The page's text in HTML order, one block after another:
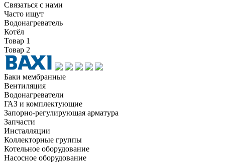
Связаться с нами
Часто ищут
Водонагреватель
Котёл
Товар 1
Товар 2
Баки мембранные
Вентиляция
Водонагреватели
ГАЗ и комплектующие
Запорно-регулирующая арматура
Запчасти
Инсталляции
Коллекторные группы
Котельное оборудование
Насосное оборудование